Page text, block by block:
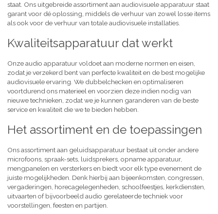
staat. Ons uitgebreide assortiment aan audiovisuele apparatuur staat
garant voor dé oplossing, middels de verhuur van zowel losse items
als ook voor de verhuur van totale audiovisuele installaties.
Kwaliteitsapparatuur dat werkt
Onze audio apparatuur voldoet aan moderne normen en eisen,
zodat je verzekerd bent van perfecte kwaliteit en de best mogelijke
audiovisuele ervaring. We dubbelchecken en optimaliseren
voortdurend ons materieel en voorzien deze indien nodig van
nieuwe technieken, zodat we je kunnen garanderen van de beste
service en kwaliteit die we te bieden hebben.
Het assortiment en de toepassingen
Ons assortiment aan geluidsapparatuur bestaat uit onder andere
microfoons, spraak-sets, luidsprekers, opname apparatuur,
mengpanelen en versterkers en biedt voor elk type evenement de
juiste mogelijkheden. Denk hierbij aan bijeenkomsten, congressen,
vergaderingen, horecagelegenheden, schoolfeestjes, kerkdiensten,
uitvaarten of bijvoorbeeld audio gerelateerde techniek voor
voorstellingen, feesten en partijen.